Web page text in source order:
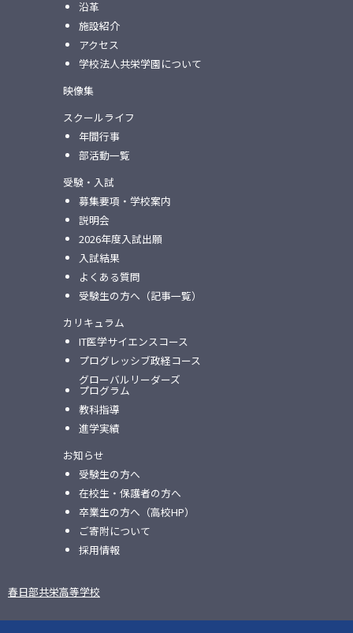
沿革
施設紹介
アクセス
学校法人共栄学園について
映像集
スクールライフ
年間行事
部活動一覧
受験・入試
募集要項・学校案内
説明会
2026年度入試出願
入試結果
よくある質問
受験生の方へ（記事一覧）
カリキュラム
IT医学サイエンスコース
プログレッシブ政経コース
グローバルリーダーズ
プログラム
教科指導
進学実績
お知らせ
受験生の方へ
在校生・保護者の方へ
卒業生の方へ（高校HP）
ご寄附について
採用情報
春日部共栄高等学校